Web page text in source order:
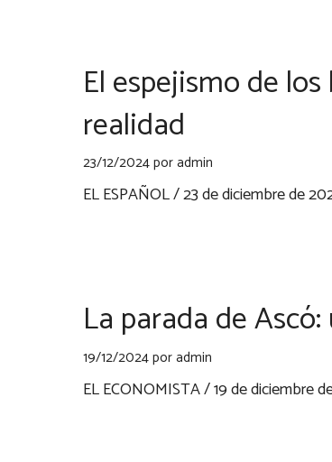
El espejismo de
realidad
23/12/2024poradmin
EL ESPAÑOL / 23 de diciembre de
La parada de
19/12/2024poradmin
EL ECONOMISTA / 19 de diciembre